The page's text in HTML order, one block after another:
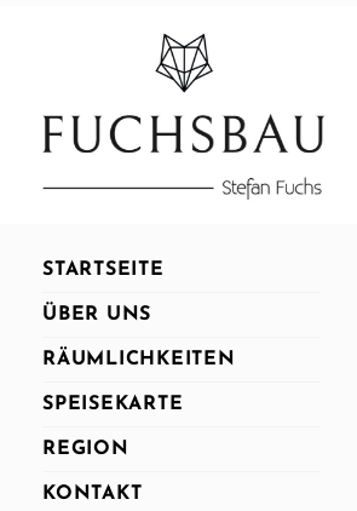
STARTSEITE
ÜBER UNS
RÄUMLICHKEITEN
SPEISEKARTE
REGION
KONTAKT